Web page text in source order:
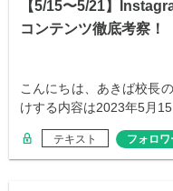
【5/15〜5/21】
コンテンツ徹底考察！
こんにちは、あきば校長
けする内容は2023年5月
テキスト フォロ